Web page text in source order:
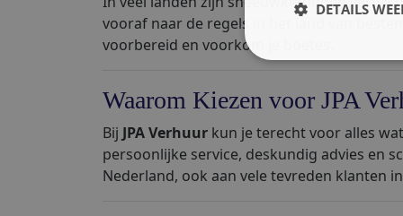
vooraf naar de regels in het land van
voorbereid en voorkom je boetes.
Waarom Kiezen voor JPA
Bij JPA Verhuur kun je terecht voor alles
persoonlijke service, deskundig advies en
Nederland, ook aan vele tevreden klanten
DETAILS